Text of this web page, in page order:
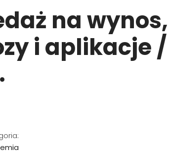
na wynos,
i aplikacje /